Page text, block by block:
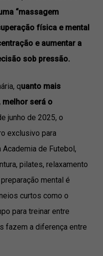
“massagem
física e mental
e aumentar a
sob pressão.
quanto mais
melhor será o
junho de 2025, o
exclusivo para
de Futebol,
pilates, relaxamento
mental é
curtos como o
para treinar entre
fazem a diferença entre